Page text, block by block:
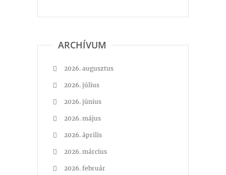
ARCHÍVUM
2026. augusztus
2026. július
2026. június
2026. május
2026. április
2026. március
2026. február